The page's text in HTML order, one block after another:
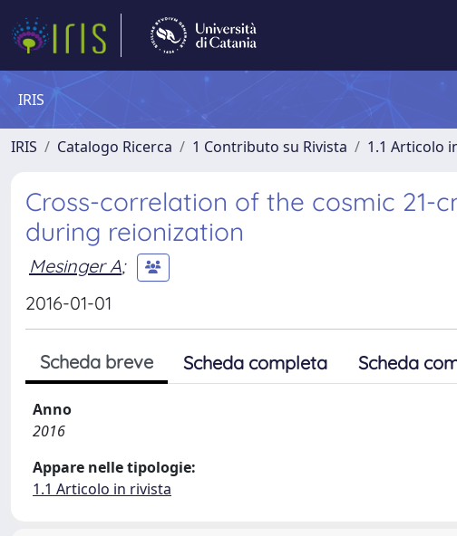
IRIS
IRIS Catalogo Ricerca 1 Contributo su Rivista 1.1 Articolo
Cross-correlation of the cosmic 21-
during reionization
Mesinger A;
2016-01-01
Scheda breve Scheda completa Scheda
Anno
2016
Appare nelle tipologie:
1.1 Articolo in rivista